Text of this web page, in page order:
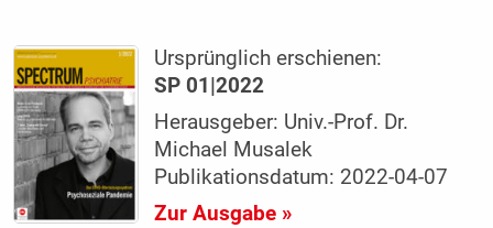
Ursprünglich erschienen:
SP 01|2022
Herausgeber: Univ.-Prof. Dr.
Michael Musalek
Publikationsdatum: 2022-04-07
Zur Ausgabe »